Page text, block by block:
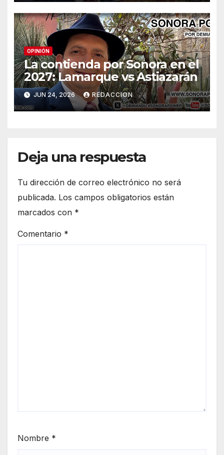
OPINIÓN
La contienda por Sonora en el
2027: Lamarque vs Astiazarán
JUN 24, 2026 REDACCION
Deja una respuesta
Tu dirección de correo electrónico no será
publicada. Los campos obligatorios están
marcados con *
Comentario *
Nombre *